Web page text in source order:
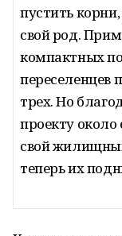
пустить
свой род.
компактных
переселенцев
трех. Но
проекту
свой
теперь их